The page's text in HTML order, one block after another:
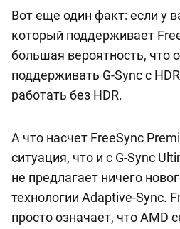
Вот еще один факт: если у
который поддерживает
большая вероятность, что
поддерживать G-Sync с
работать без HDR.
А что насчет FreeSync
ситуация, что и с G-Sync
не предлагает ничего
технологии Adaptive-Sync.
просто означает, что AMD